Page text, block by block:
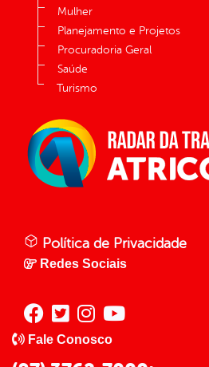
Mulher
Planejamento e Projetos
Procuradoria Geral
Saúde
Turismo
Política de Privacidade
Redes Sociais
Fale Conosco